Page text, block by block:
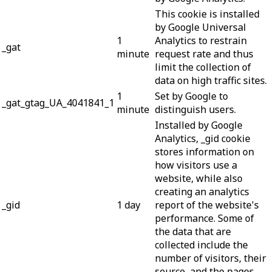
_gat
1
minute
This cookie is installed
by Google Universal
Analytics to restrain
request rate and thus
limit the collection of
data on high traffic sites.
_gat_gtag_UA_4041841_1 1
minute
Set by Google to
distinguish users.
_gid 1 day
Installed by Google
Analytics, _gid cookie
stores information on
how visitors use a
website, while also
creating an analytics
report of the website's
performance. Some of
the data that are
collected include the
number of visitors, their